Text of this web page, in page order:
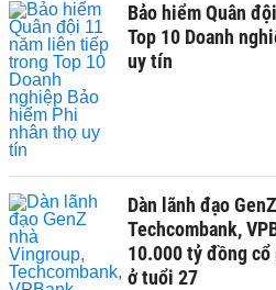
Bảo hiểm Quân
Top 10 Doanh
uy tín
Dàn lãnh đạo
Techcombank,
10.000 tỷ đồng
ở tuổi 27